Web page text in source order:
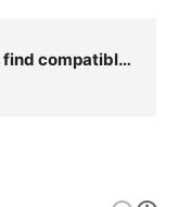
CocoaPods could not find compatible versions for pod "Flipper-Folly"